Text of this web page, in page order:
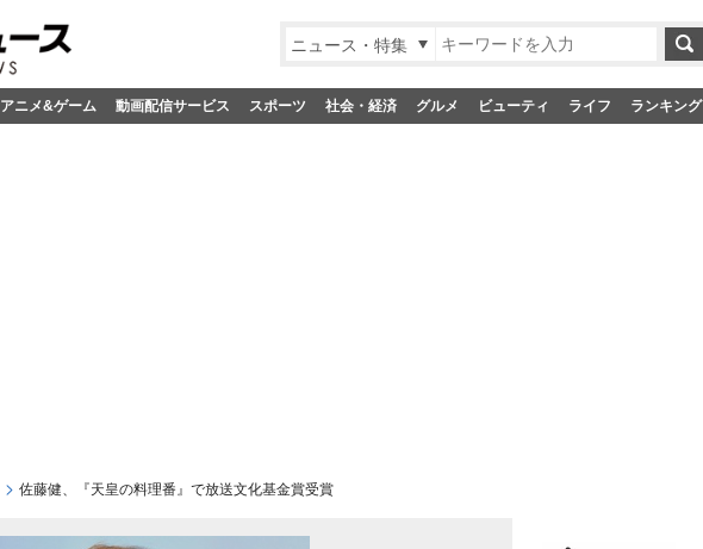
ニュース・特集
アニメ&ゲーム 動画配信サービス スポーツ 社会・経済 グルメ ビューティ ライフ ランキング
佐藤健、『天皇の料理番』で放送文化基金賞受賞